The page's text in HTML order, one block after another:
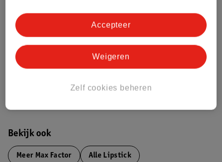
Nature Impact Score
Dit product heeft (nog) geen Nature
Impact Score.
Meer informatie
Bekijk ook
Meer Max Factor Alle Lipstick
Zelf cookies beheren
Weigeren
Accepteer